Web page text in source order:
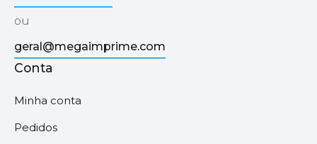
ou
geral@megaimprime.com
Conta
Minha conta
Pedidos